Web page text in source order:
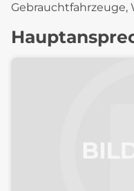
Gebrauchtfahrzeuge,